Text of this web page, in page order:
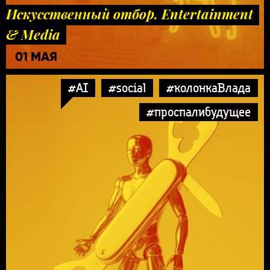
Искусственный отбор. Entertainment
& Media
01 МАЯ
#AI #social
#колонкаВлада
#проспалибудущее